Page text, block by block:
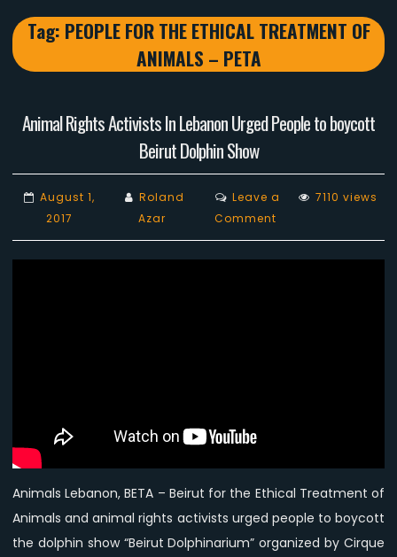
Tag: PEOPLE FOR THE ETHICAL TREATMENT OF
ANIMALS – PETA
Animal Rights Activists In Lebanon Urged People to boycott
Beirut Dolphin Show
August 1,
2017
Roland
Azar
Leave a
Commenton
Animal
Rights
Show
7110 views
Animals Lebanon, BETA – Beirut for the Ethical Treatment of
Animals and animal rights activists urged people to boycott
the dolphin show “Beirut Dolphinarium” organized by Cirque